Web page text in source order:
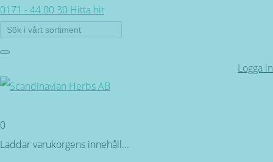
0171 - 44 00 30 Hitta hit
Logga in
0
Laddar varukorgens innehåll...